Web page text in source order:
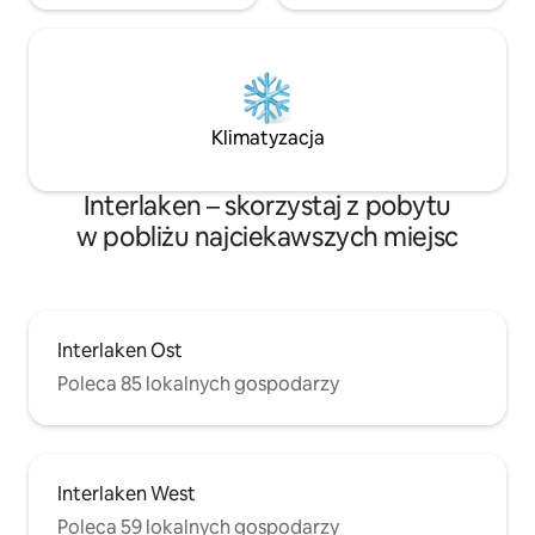
Klimatyzacja
Interlaken – skorzystaj z pobytu
w pobliżu najciekawszych miejsc
Interlaken Ost
Poleca 85 lokalnych gospodarzy
Interlaken West
Poleca 59 lokalnych gospodarzy